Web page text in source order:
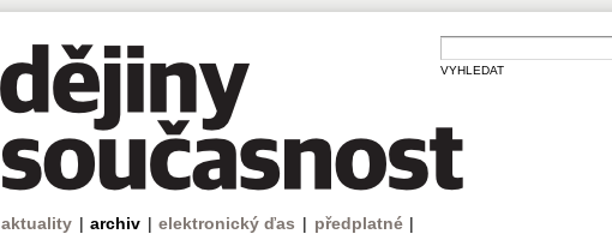
aktuality | archiv | elektronický ďas | předplatné |
VYHLEDAT